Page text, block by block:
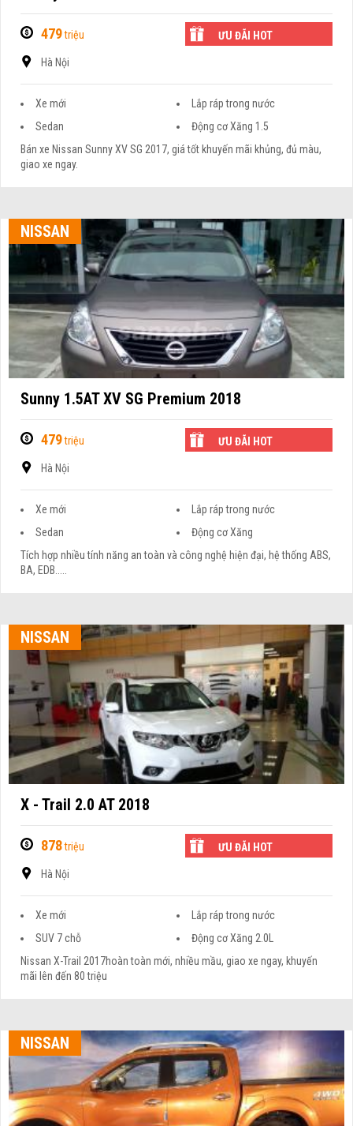
479triệu ƯU ĐÃI HOT
Hà Nội
Xe mới
Lắp ráp trong nước
Sedan
Động cơ Xăng 1.5
Bán xe Nissan Sunny XV SG 2017, giá tốt khuyến mãi khủng, đủ màu,
giao xe ngay.
NISSAN
Sunny 1.5AT XV SG Premium 2018
479triệu ƯU ĐÃI HOT
Hà Nội
Xe mới
Lắp ráp trong nước
Sedan
Động cơ Xăng
Tích hợp nhiều tính năng an toàn và công nghệ hiện đại, hệ thống ABS,
BA, EDB.....
NISSAN
X - Trail 2.0 AT 2018
878triệu ƯU ĐÃI HOT
Hà Nội
Xe mới
Lắp ráp trong nước
SUV 7 chỗ
Động cơ Xăng 2.0L
Nissan X-Trail 2017hoàn toàn mới, nhiều mầu, giao xe ngay, khuyến
mãi lên đến 80 triệu
NISSAN